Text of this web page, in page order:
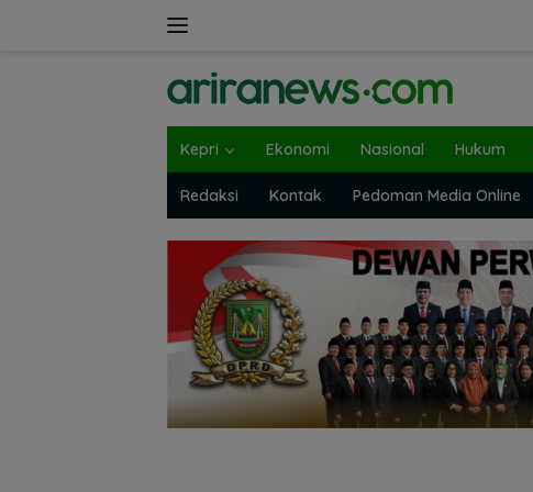
Kepri Ekonomi Nasional Hukum
Redaksi Kontak Pedoman Media Online